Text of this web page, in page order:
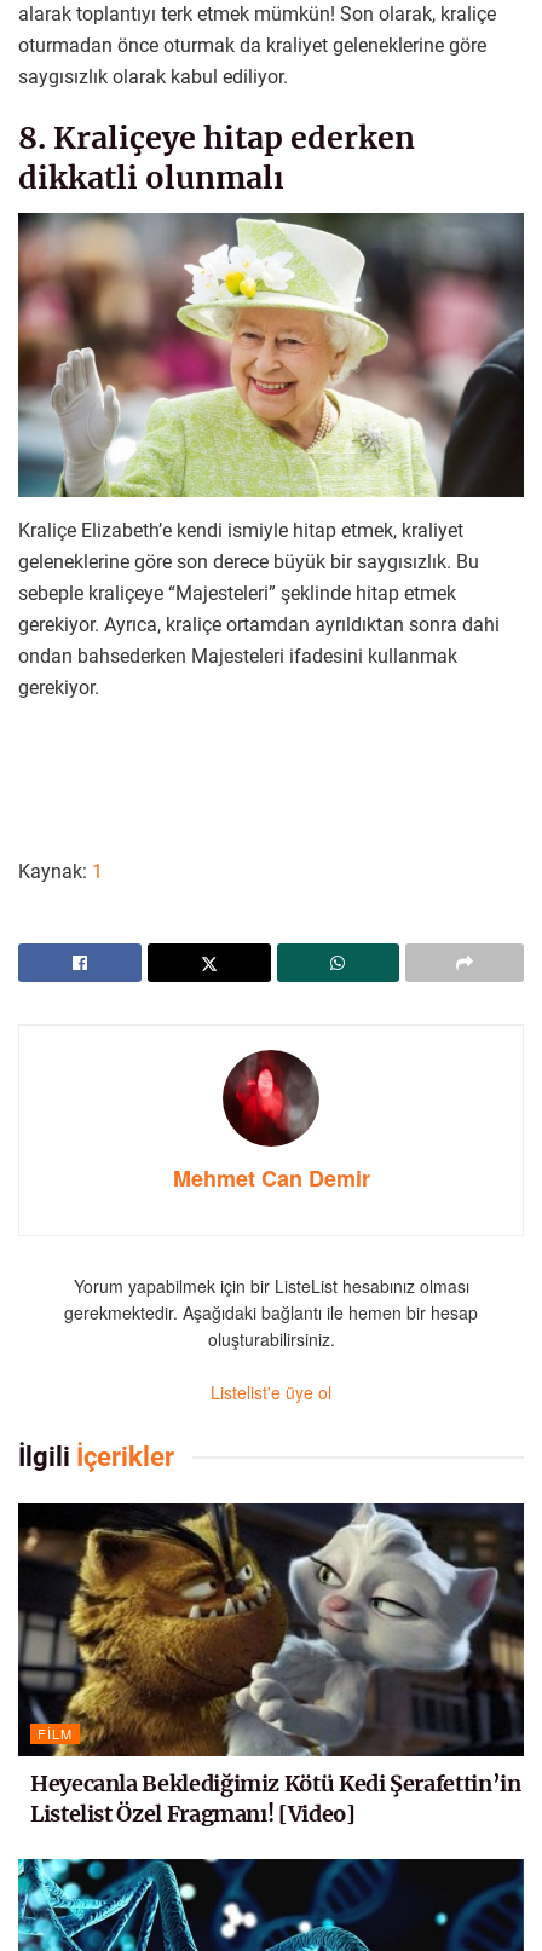
alarak toplantıyı terk etmek mümkün! Son olarak, kraliçe
oturmadan önce oturmak da kraliyet geleneklerine göre
saygısızlık olarak kabul ediliyor.
8. Kraliçeye hitap ederken
dikkatli olunmalı
Kraliçe Elizabeth’e kendi ismiyle hitap etmek, kraliyet
geleneklerine göre son derece büyük bir saygısızlık. Bu
sebeple kraliçeye “Majesteleri” şeklinde hitap etmek
gerekiyor. Ayrıca, kraliçe ortamdan ayrıldıktan sonra dahi
ondan bahsederken Majesteleri ifadesini kullanmak
gerekiyor.
Kaynak: 1
Mehmet Can Demir
Yorum yapabilmek için bir ListeList hesabınız olması
gerekmektedir. Aşağıdaki bağlantı ile hemen bir hesap
oluşturabilirsiniz.
Listelist'e üye ol
İlgili İçerikler
FILM
Heyecanla Beklediğimiz Kötü Kedi Şerafettin’in
Listelist Özel Fragmanı! [Video]